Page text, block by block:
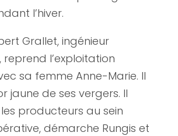
l’hiver.
Grallet, ingénieur
l’exploitation
sa femme Anne-Marie. Il
jaune de ses vergers. Il
producteurs au sein
démarche Rungis et